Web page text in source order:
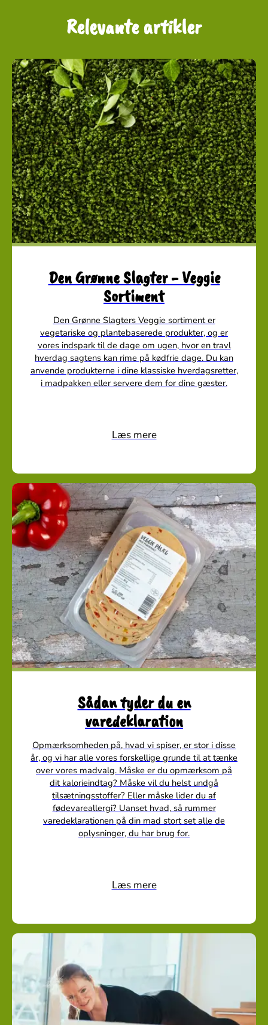
Relevante artikler
Den Grønne Slagter - Veggie
Sortiment
Den Grønne Slagters Veggie sortiment er
vegetariske og plantebaserede produkter, og er
vores indspark til de dage om ugen, hvor en travl
hverdag sagtens kan rime på kødfrie dage. Du kan
anvende produkterne i dine klassiske hverdagsretter,
i madpakken eller servere dem for dine gæster.
Læs mere
Sådan tyder du en
varedeklaration
Opmærksomheden på, hvad vi spiser, er stor i disse
år, og vi har alle vores forskellige grunde til at tænke
over vores madvalg. Måske er du opmærksom på
dit kalorieindtag? Måske vil du helst undgå
tilsætningsstoffer? Eller måske lider du af
fødevareallergi? Uanset hvad, så rummer
varedeklarationen på din mad stort set alle de
oplysninger, du har brug for.
Læs mere